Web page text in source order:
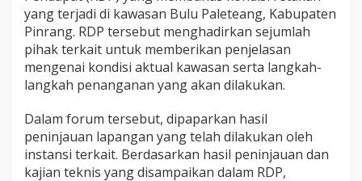
J
a
d
P
e
i
c
u
R
e
yang terjadi di kawasan Bulu Paleteang, Kabupaten
Pinrang. RDP tersebut menghadirkan sejumlah
pihak terkait untuk memberikan penjelasan
mengenai kondisi aktual kawasan serta langkah-
langkah penanganan yang akan dilakukan.
Dalam forum tersebut, dipaparkan hasil
peninjauan lapangan yang telah dilakukan oleh
instansi terkait. Berdasarkan hasil peninjauan dan
kajian teknis yang disampaikan dalam RDP,